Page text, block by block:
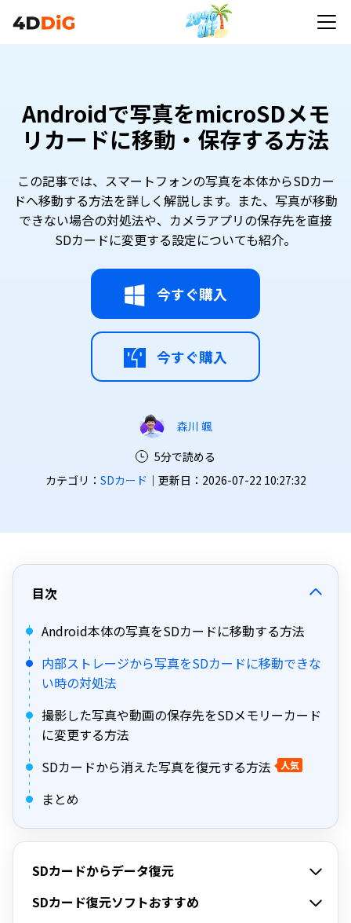
Androidで写真をmicroSDメモ
リカードに移動・保存する方法
この記事では、スマートフォンの写真を本体からSDカー
ドへ移動する方法を詳しく解説します。また、写真が移動
できない場合の対処法や、カメラアプリの保存先を直接
SDカードに変更する設定についても紹介。
今すぐ購入
今すぐ購入
森川 颯
5分で読める
カテゴリ： SDカード ｜更新日：2026-07-22 10:27:32
目次
Android本体の写真をSDカードに移動する方法
内部ストレージから写真をSDカードに移動できな
い時の対処法
撮影した写真や動画の保存先をSDメモリーカード
に変更する方法
SDカードから消えた写真を復元する方法
人気
まとめ
SDカードからデータ復元
SDカード復元ソフトおすすめ